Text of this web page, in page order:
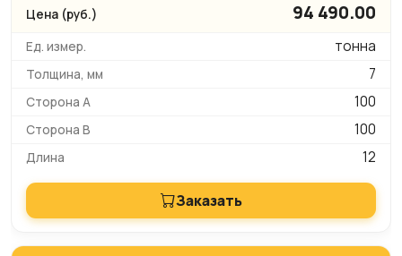
94 490.00
тонна
7
100
100
12
Заказать